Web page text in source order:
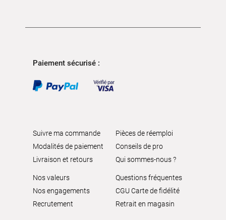
Paiement sécurisé :
Suivre ma commande
Modalités de paiement
Livraison et retours
Pièces de réemploi
Conseils de pro
Qui sommes-nous ?
Nos valeurs
Nos engagements
Recrutement
Questions fréquentes
CGU Carte de fidélité
Retrait en magasin